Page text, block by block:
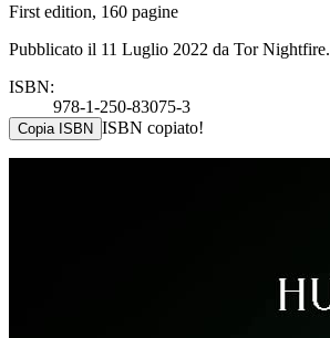
First edition, 160 pagine
Pubblicato il 11 Luglio 2022 da Tor Nightfire.
ISBN:
978-1-250-83075-3
Copia ISBN ISBN copiato!